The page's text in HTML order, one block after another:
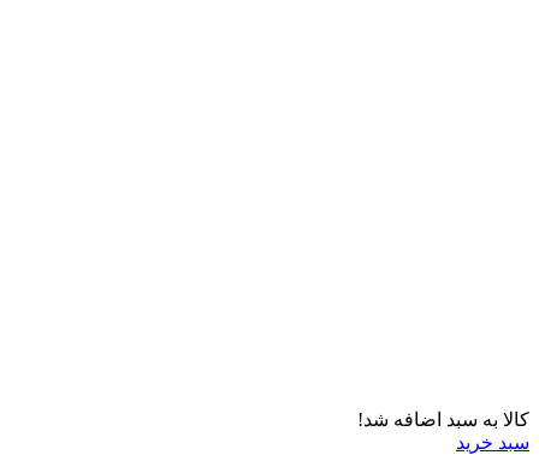
کالا به سبد اضافه شد!
سبد خرید